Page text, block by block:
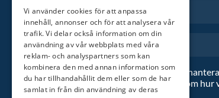
Jag godkänner att ni
enligt ovan.Läs mer
om hur
personuppgifter.
Vi använder cookies för att anpassa
innehåll, annonser och för att analysera vår
trafik. Vi delar också information om din
användning av vår webbplats med våra
reklam- och analyspartners som kan
kombinera den med annan information som
du har tillhandahållit dem eller som de har
samlat in från din användning av deras